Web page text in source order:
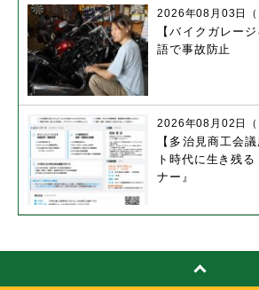
【バイクガレー
語で事故防止
2026年08月03日（
【多治見商工会
ト時代に生き残
ナー』
2026年08月02日（